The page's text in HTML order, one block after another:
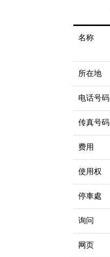
名称
所在地
电话号码
传真号码
费用
使用权
停車處
询问
网页